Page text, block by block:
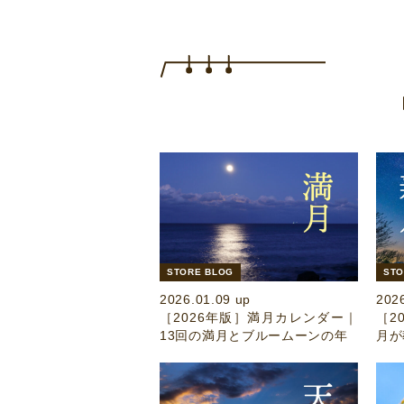
STORE BLOG
2026.01.09 up
［2026年版］満月カレンダー｜
13回の満月とブルームーンの年
［
月